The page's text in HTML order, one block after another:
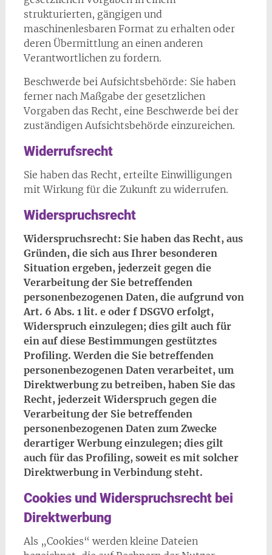
strukturierten, gängigen und
maschinenlesbaren Format zu erhalten oder
deren Übermittlung an einen anderen
Verantwortlichen zu fordern.
Beschwerde bei Aufsichtsbehörde: Sie haben
ferner nach Maßgabe der gesetzlichen
Vorgaben das Recht, eine Beschwerde bei der
zuständigen Aufsichtsbehörde einzureichen.
Widerrufsrecht
Sie haben das Recht, erteilte Einwilligungen
mit Wirkung für die Zukunft zu widerrufen.
Widerspruchsrecht
Widerspruchsrecht: Sie haben das Recht, aus
Gründen, die sich aus Ihrer besonderen
Situation ergeben, jederzeit gegen die
Verarbeitung der Sie betreffenden
personenbezogenen Daten, die aufgrund von
Art. 6 Abs. 1 lit. e oder f DSGVO erfolgt,
Widerspruch einzulegen; dies gilt auch für
ein auf diese Bestimmungen gestütztes
Profiling. Werden die Sie betreffenden
personenbezogenen Daten verarbeitet, um
Direktwerbung zu betreiben, haben Sie das
Recht, jederzeit Widerspruch gegen die
Verarbeitung der Sie betreffenden
personenbezogenen Daten zum Zwecke
derartiger Werbung einzulegen; dies gilt
auch für das Profiling, soweit es mit solcher
Direktwerbung in Verbindung steht.
Cookies und Widerspruchsrecht bei
Direktwerbung
Als „Cookies“ werden kleine Dateien